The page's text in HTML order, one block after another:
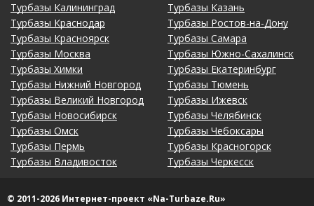
Турбазы Калининград
Турбазы Краснодар
Турбазы Красноярск
Турбазы Москва
Турбазы Химки
Турбазы Нижний Новгород
Турбазы Великий Новгород
Турбазы Новосибирск
Турбазы Омск
Турбазы Пермь
Турбазы Владивосток
Турбазы Казань
Турбазы Ростов-на-Дону
Турбазы Самара
Турбазы Южно-Сахалинск
Турбазы Екатеринбург
Турбазы Тюмень
Турбазы Ижевск
Турбазы Челябинск
Турбазы Чебоксары
Турбазы Красногорск
Турбазы Черкесск
© 2011-2026 Интернет-проект «Na-Turbaze.Ru»